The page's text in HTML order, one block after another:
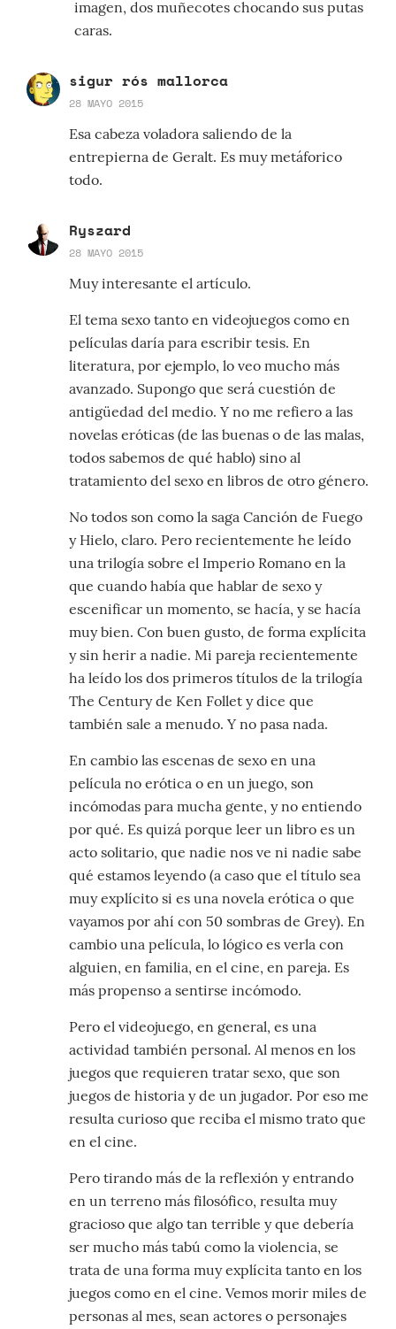
imagen, dos muñecotes chocando sus putas
caras.
sigur rós mallorca
28 MAYO 2015
Esa cabeza voladora saliendo de la
entrepierna de Geralt. Es muy metáforico
todo.
Ryszard
28 MAYO 2015
Muy interesante el artículo.
El tema sexo tanto en videojuegos como en
películas daría para escribir tesis. En
literatura, por ejemplo, lo veo mucho más
avanzado. Supongo que será cuestión de
antigüedad del medio. Y no me refiero a las
novelas eróticas (de las buenas o de las malas,
todos sabemos de qué hablo) sino al
tratamiento del sexo en libros de otro género.
No todos son como la saga Canción de Fuego
y Hielo, claro. Pero recientemente he leído
una trilogía sobre el Imperio Romano en la
que cuando había que hablar de sexo y
escenificar un momento, se hacía, y se hacía
muy bien. Con buen gusto, de forma explícita
y sin herir a nadie. Mi pareja recientemente
ha leído los dos primeros títulos de la trilogía
The Century de Ken Follet y dice que
también sale a menudo. Y no pasa nada.
En cambio las escenas de sexo en una
película no erótica o en un juego, son
incómodas para mucha gente, y no entiendo
por qué. Es quizá porque leer un libro es un
acto solitario, que nadie nos ve ni nadie sabe
qué estamos leyendo (a caso que el título sea
muy explícito si es una novela erótica o que
vayamos por ahí con 50 sombras de Grey). En
cambio una película, lo lógico es verla con
alguien, en familia, en el cine, en pareja. Es
más propenso a sentirse incómodo.
Pero el videojuego, en general, es una
actividad también personal. Al menos en los
juegos que requieren tratar sexo, que son
juegos de historia y de un jugador. Por eso me
resulta curioso que reciba el mismo trato que
en el cine.
Pero tirando más de la reflexión y entrando
en un terreno más filosófico, resulta muy
gracioso que algo tan terrible y que debería
ser mucho más tabú como la violencia, se
trata de una forma muy explícita tanto en los
juegos como en el cine. Vemos morir miles de
personas al mes, sean actores o personajes